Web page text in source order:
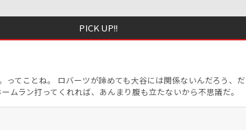
PICK UP!!
ってことね。 ロバーツが諦めても大谷には関係ないんだろう
ムラン打ってくれれば、あんまり腹も立たないから不思議だ。